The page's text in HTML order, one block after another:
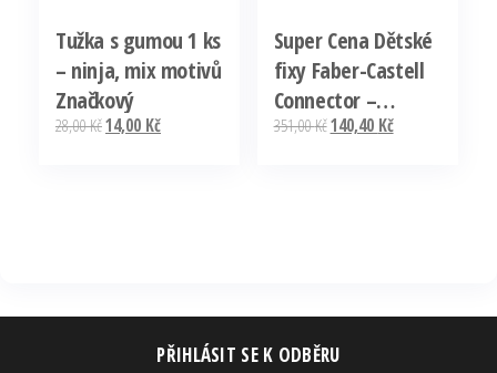
Tužka s gumou 1 ks
– ninja, mix motivů
Značkový
28,00KčPůvodní
14,00 KčAktuální
Super Cena Dětské
fixy Faber-Castell
Connector –
kabelka, 33 ks
351,00KčPůvodní
140,40 KčAktuální
PŘIHLÁSIT SE K ODBĚRU